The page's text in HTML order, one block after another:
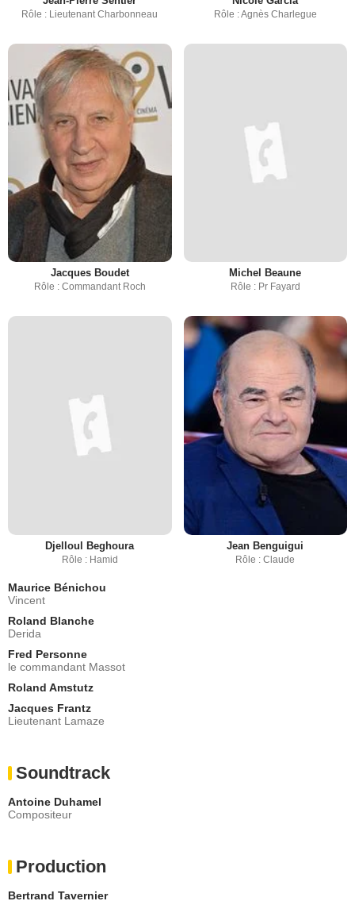
Rôle : Lieutenant Charbonneau Rôle : Agnès Charlegue
Jacques Boudet
Rôle : Commandant Roch
Michel Beaune
Rôle : Pr Fayard
Djelloul Beghoura
Rôle : Hamid
Jean Benguigui
Rôle : Claude
Maurice Bénichou
Vincent
Roland Blanche
Derida
Fred Personne
le commandant Massot
Roland Amstutz
Jacques Frantz
Lieutenant Lamaze
Soundtrack
Antoine Duhamel
Compositeur
Production
Bertrand Tavernier